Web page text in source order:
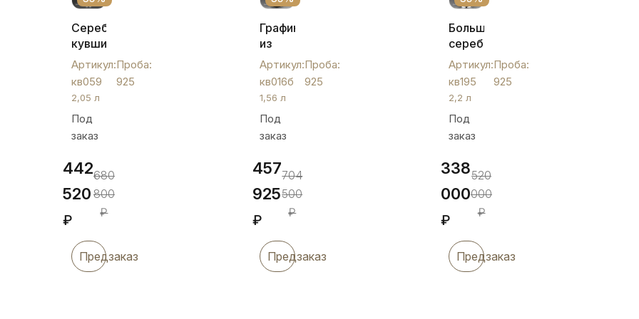
Серебряный
кувшин
"Лазер",
кв059
Артикул:
кв059
Проба:
925
2,05 л
Под
заказ
442
520
₽
680
800
₽
Предзаказ
Графин
из
серебра
"Виноград"
с
клювиком,
кв016б
Артикул:
кв016б
Проба:
925
1,56 л
Под
заказ
457
925
₽
704
500
₽
Предзаказ
Большой
серебряный
глянцевый
кувшин,
кв195
Артикул:
кв195
Проба:
925
2,2 л
Под
заказ
338
000
₽
520
000
₽
Предзаказ